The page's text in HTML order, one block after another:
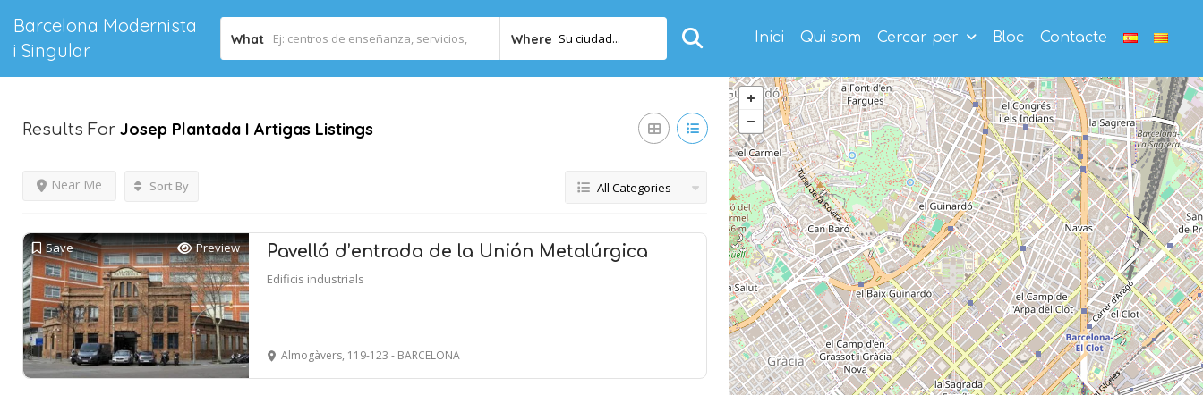
Barcelona Modernista
i Singular
What Where Su ciudad... Inici Qui som Cercar per Bloc Contacte
Results For Josep Plantada I Artigas Listings
Near Me Sort By All Categories
Save Preview Pavelló d’entrada de la Unión Metalúrgica
Edificis industrials
Almogàvers, 119-123 - BARCELONA